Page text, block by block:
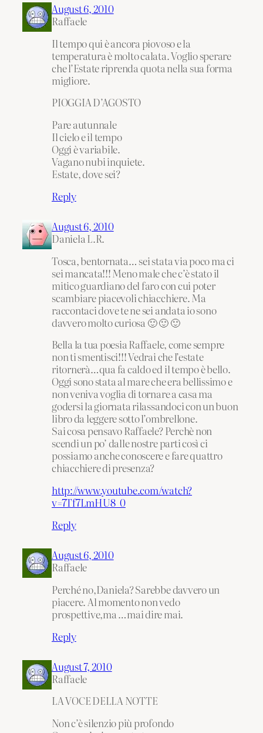
August 6, 2010
Raffaele
Il tempo qui è ancora piovoso e la
temperatura è molto calata. Voglio sperare
che l’Estate riprenda quota nella sua forma
migliore.
PIOGGIA D’AGOSTO
Pare autunnale
Il cielo e il tempo
Oggi è variabile.
Vagano nubi inquiete.
Estate, dove sei?
Reply
August 6, 2010
Daniela L.R.
Tosca, bentornata… sei stata via poco ma ci
sei mancata!!! Meno male che c’è stato il
mitico guardiano del faro con cui poter
scambiare piacevoli chiacchiere. Ma
raccontaci dove te ne sei andata io sono
davvero molto curiosa 🙂 🙂 🙂
Bella la tua poesia Raffaele, come sempre
non ti smentisci!!! Vedrai che l’estate
ritornerà…qua fa caldo ed il tempo è bello.
Oggi sono stata al mare che era bellissimo e
non veniva voglia di tornare a casa ma
godersi la giornata rilassandoci con un buon
libro da leggere sotto l’ombrellone.
Sai cosa pensavo Raffaele? Perchè non
scendi un po’ dalle nostre parti così ci
possiamo anche conoscere e fare quattro
chiacchiere di presenza?
http://www.youtube.com/watch?
v=7Tf7LmHU8_0
Reply
August 6, 2010
Raffaele
Perché no,Daniela? Sarebbe davvero un
piacere. Al momento non vedo
prospettive,ma …mai dire mai.
Reply
August 7, 2010
Raffaele
LA VOCE DELLA NOTTE
Non c’è silenzio più profondo